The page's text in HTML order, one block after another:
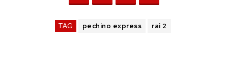
TAG pechino express rai 2